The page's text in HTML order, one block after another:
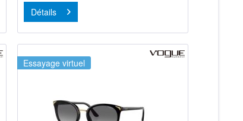
Détails
Essayage virtuel